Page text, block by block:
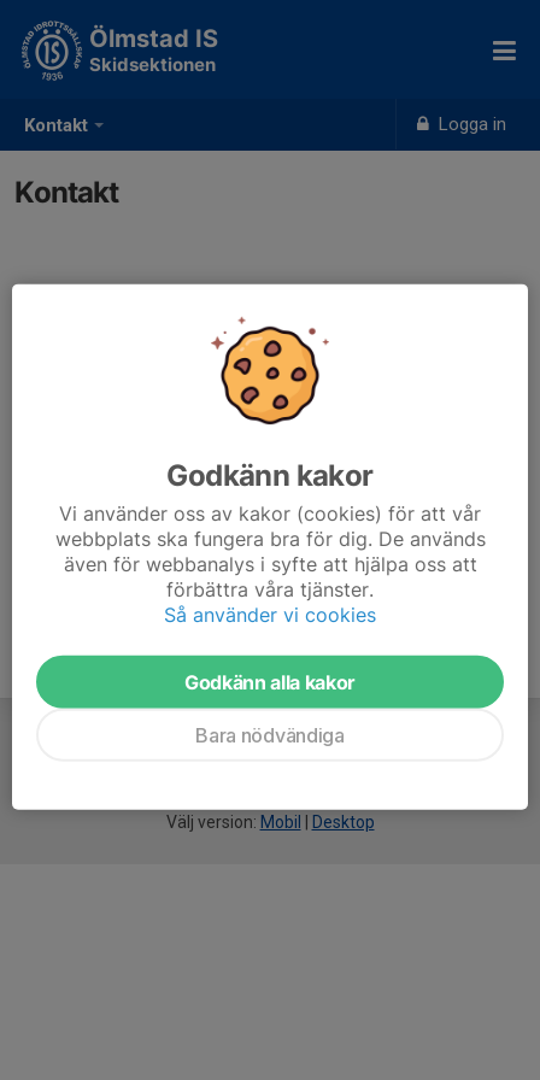
Kontakt Logga in
Ölmstad IS
Skidsektionen
Kontakt
Charlotte Rydefjärd
Mobil visas bara för inloggade
E-post visas bara för inloggade
Välj version: Mobil Desktop
Godkänn kakor
Vi använder oss av kakor (cookies) för att vår
webbplats ska fungera bra för dig. De används
även för webbanalys i syfte att hjälpa oss att
förbättra våra tjänster.
Så använder vi cookies
Godkänn alla kakor
Bara nödvändiga